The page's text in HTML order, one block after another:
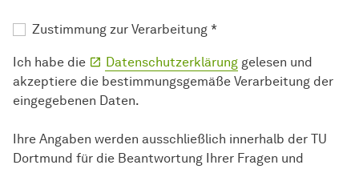
Zustimmung zur Verarbeitung *
Ich habe die Datenschutzerklärung gelesen und
akzeptiere die bestimmungsgemäße Verarbeitung der
eingegebenen Daten.
Ihre Angaben werden ausschließlich innerhalb der TU
Dortmund für die Beantwortung Ihrer Fragen und